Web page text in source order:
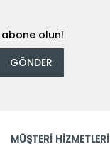
olun!
GÖNDER
MÜŞTERİ HİZMETLERİ